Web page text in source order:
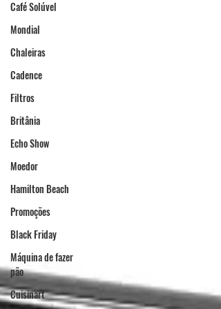
Café Solúvel
Mondial
Chaleiras
Cadence
Filtros
Britânia
Echo Show
Moedor
Hamilton Beach
Promoções
Black Friday
Máquina de fazer
pão
Cuisinart